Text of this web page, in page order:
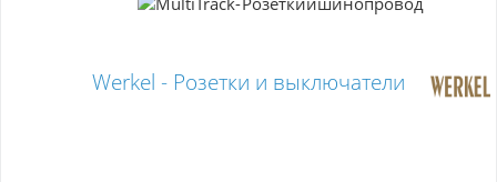
Werkel - Розетки и выключатели